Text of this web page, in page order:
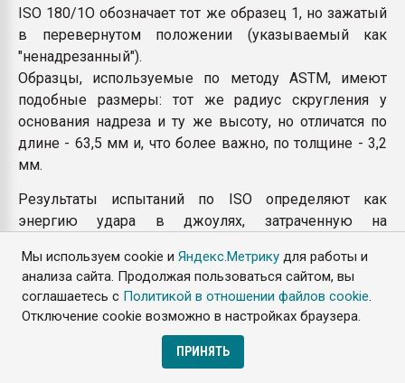
Мы используем cookie иЯндекс.Метрику для работы и
анализа сайта. Продолжая пользоваться сайтом, вы
соглашаетесь с Политикой в отношении файлов cookie.
Отключение cookie возможно в настройках браузера.
ПРИНЯТЬ
ISO 180/1O обозначает тот же образец 1, но зажатый
в перевернутом положении (указываемый как
"ненадрезанный").
Образцы, используемые по методу ASTM, имеют
подобные размеры: тот же радиус скругления у
основания надреза и ту же высоту, но отличатся по
длине - 63,5 мм и, что более важно, по толщине - 3,2
мм.
Результаты испытаний по ISO определяют как
энергию удара в джоулях, затраченную на
площадь поперечного сечения образца в месте
надреза. Результат выражают в колоджоулях на
квадратный метр: кДж/м2.
Результаты испытаний по методу ASTM определяют
как энергию удара в джоулях, деленную на длину